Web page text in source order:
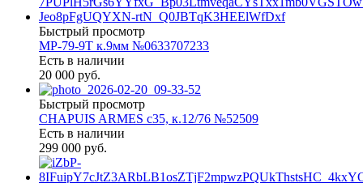
Быстрый просмотр
МР-79-9Т к.9мм №0633707233
Есть в наличии
20 000 руб.
Быстрый просмотр
CHAPUIS ARMES c35, к.12/76 №52509
Есть в наличии
299 000 руб.